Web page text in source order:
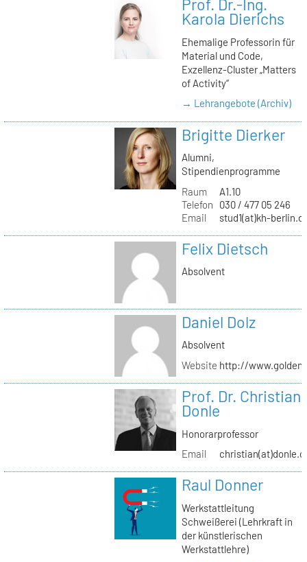
Prof. Dr.-Ing.
Karola Dierichs
Ehemalige Professorin für
Material und Code,
Exzellenz-Cluster „Matters
of Activity“
→ Lehrangebote (Archiv)
Brigitte Dierker
Alumni,
Stipendienprogramme
Raum
A1.10
Telefon
030 / 477 05 246
Email
stud1(at)kh-
Felix Dietsch
Absolvent
Daniel Dolz
Absolvent
Website http://
Prof. Dr. Christian
Donle
Honorarprofessor
Email
Raul Donner
Werkstattleitung
Schweißerei (Lehrkraft in
der künstlerischen
Werkstattlehre)